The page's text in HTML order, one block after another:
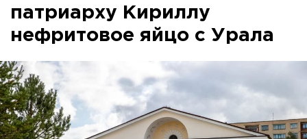
патриарху Кириллу
нефритовое яйцо с Урала